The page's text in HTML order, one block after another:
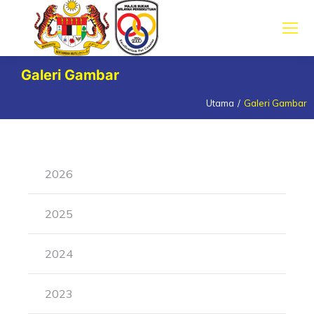
Galeri Gambar
Utama Galeri Gambar
2026
2025
2024
2023